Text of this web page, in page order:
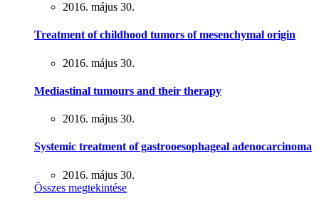
2016. május 30.
Treatment of childhood tumors of mesenchymal origin
2016. május 30.
Mediastinal tumours and their therapy
2016. május 30.
Systemic treatment of gastrooesophageal adenocarcinoma
2016. május 30.
Összes megtekintése